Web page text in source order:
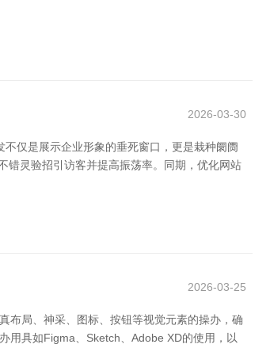
2026-03-30
仅是展示企业形象的垂死窗口，更是栽种阛阓
错灵验招引访客并提高振荡率。同期，优化网站
2026-03-25
布局、神采、图标、按钮等视觉元素的操办，确
用具如Figma、Sketch、Adobe XD的使用，以